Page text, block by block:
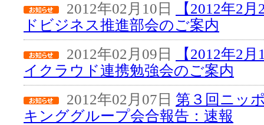
2012年02月10日
【2012年2
ドビジネス推進部会のご案内
2012年02月09日
【2012年2
イクラウド連携勉強会のご案内
2012年02月07日 第３回ニッ
キンググループ会合報告：速報